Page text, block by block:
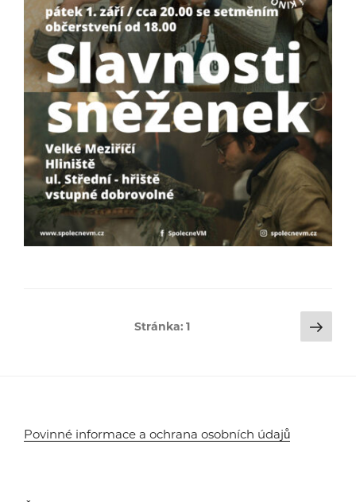
Stránka:1
Povinné informace a ochrana osobních údajů